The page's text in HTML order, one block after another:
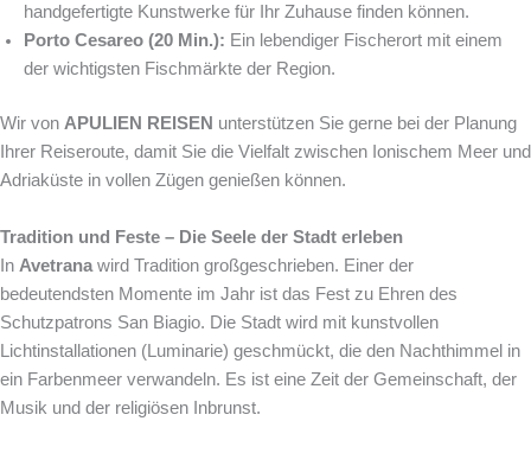
handgefertigte Kunstwerke für Ihr Zuhause finden können.
Porto Cesareo (20 Min.): Ein lebendiger Fischerort mit einem
der wichtigsten Fischmärkte der Region.
Wir von APULIEN REISEN unterstützen Sie gerne bei der Planung
Ihrer Reiseroute, damit Sie die Vielfalt zwischen Ionischem Meer und
Adriaküste in vollen Zügen genießen können.
Tradition und Feste – Die Seele der Stadt erleben
In Avetrana wird Tradition großgeschrieben. Einer der
bedeutendsten Momente im Jahr ist das Fest zu Ehren des
Schutzpatrons San Biagio. Die Stadt wird mit kunstvollen
Lichtinstallationen (Luminarie) geschmückt, die den Nachthimmel in
ein Farbenmeer verwandeln. Es ist eine Zeit der Gemeinschaft, der
Musik und der religiösen Inbrunst.